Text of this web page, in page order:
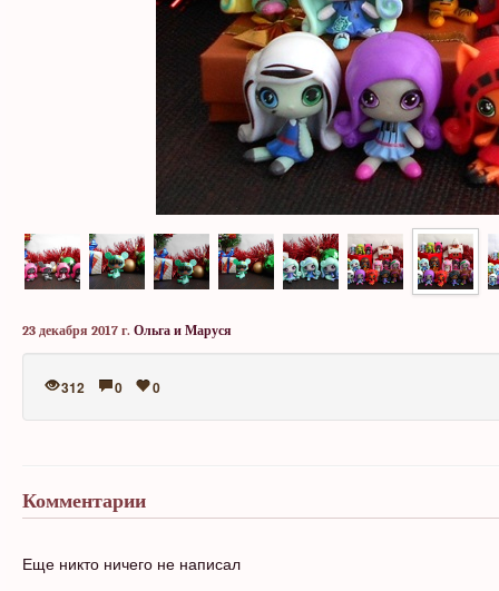
23 декабря 2017 г. Ольга и Маруся
312 0 0
Комментарии
Еще никто ничего не написал